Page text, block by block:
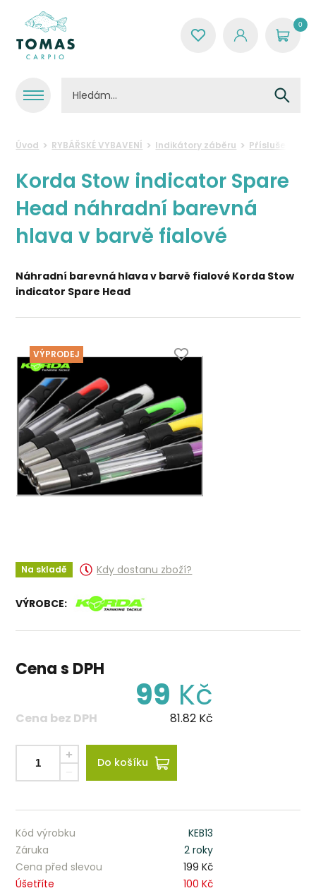
0
Úvod RYBÁŘSKÉ VYBAVENÍ Indikátory záběru Příslušenství
Korda Stow indicator Spare
Head náhradní barevná
hlava v barvě fialové
Náhradní barevná hlava v barvě fialové Korda Stow
indicator Spare Head
VÝPRODEJ
Na skladě Kdy dostanu zboží?
VÝROBCE:
Cena s DPH
99 Kč
Cena bez DPH 81.82 Kč
Do košíku
Kód výrobku
KEB13
Záruka
2 roky
Cena před slevou
199 Kč
Úšetříte
100 Kč